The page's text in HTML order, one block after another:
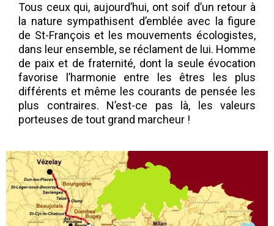
Tous ceux qui, aujourd’hui, ont soif d’un retour à
la nature sympathisent d’emblée avec la figure
de St-François et les mouvements écologistes,
dans leur ensemble, se réclament de lui. Homme
de paix et de fraternité, dont la seule évocation
favorise l’harmonie entre les êtres les plus
différents et même les courants de pensée les
plus contraires. N’est-ce pas là, les valeurs
porteuses de tout grand marcheur !